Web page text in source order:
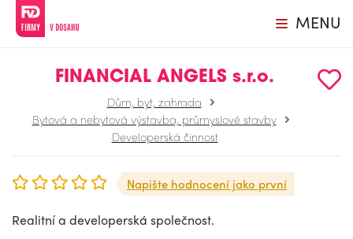
MENU
FINANCIAL ANGELS s.r.o.
Dům, byt, zahrada
Bytová a nebytová výstavba, průmyslové stavby
Developerská činnost
Napište hodnocení jako první
Realitní a developerská společnost.